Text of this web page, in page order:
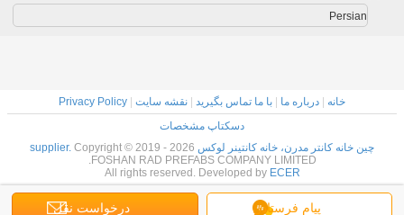
پیام فرستادن درخواست نقل
Persian
خانه درباره ما با ما تماس بگیرید نقشه سایت
Privacy Policy
دسکتاپ مشخصات
چین خانه کانتر مدرن، خانه کانتینر لوکس supplier. Copyright © 2019 - 2026
FOSHAN RAD PREFABS COMPANY LIMITED.
All rights reserved. Developed by ECER